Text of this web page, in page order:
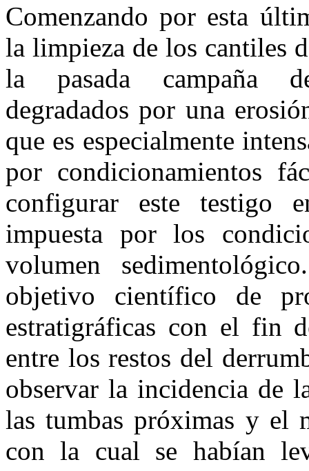
Comenzando por esta
la limpieza de los cantiles
la pasada campaña
degradados por una
que es especialmente
por condicionamientos
configurar este testigo
impuesta por los
volumen
objetivo científico de
estratigráficas con el fin
entre los restos del
observar la incidencia de
las tumbas próximas y el
con la cual se habían